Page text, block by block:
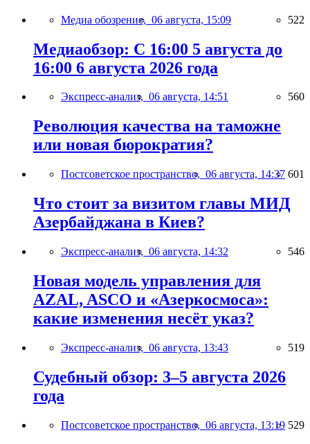
Медиа обозрение, 06 августа, 15:09 522
Медиаобзор: С 16:00 5 августа до
16:00 6 августа 2026 года
Экспресс-анализ, 06 августа, 14:51 560
Революция качества на таможне
или новая бюрократия?
Постсоветское пространство, 06 августа, 14:37 601
Что стоит за визитом главы МИД
Азербайджана в Киев?
Экспресс-анализ, 06 августа, 14:32 546
Новая модель управления для
AZAL, ASCO и «Азеркосмоса»:
какие изменения несёт указ?
Экспресс-анализ, 06 августа, 13:43 519
Судебный обзор: 3–5 августа 2026
года
Постсоветское пространство, 06 августа, 13:19 529